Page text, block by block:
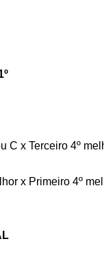
C x Terceiro 4º
x Primeiro 4º